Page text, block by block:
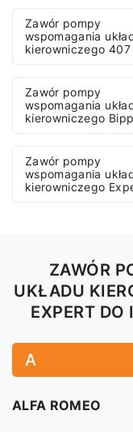
Zawór pompy
wspomagania
kierowniczego 407
Zawór pompy
wspomagania
kierowniczego
Zawór pompy
wspomagania
kierowniczego
ZAWÓR
UKŁADU
EXPERT
A
ALFA ROMEO